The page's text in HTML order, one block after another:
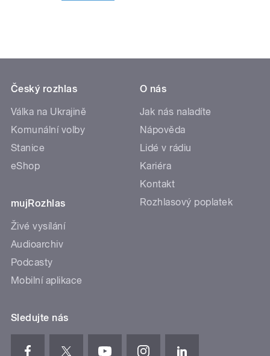
Český rozhlas
Válka na Ukrajině
Komunální volby
Stanice
eShop
mujRozhlas
Živé vysílání
Audioarchiv
Podcasty
Mobilní aplikace
O nás
Jak nás naladíte
Nápověda
Lidé v rádiu
Kariéra
Kontakt
Rozhlasový poplatek
Sledujte nás